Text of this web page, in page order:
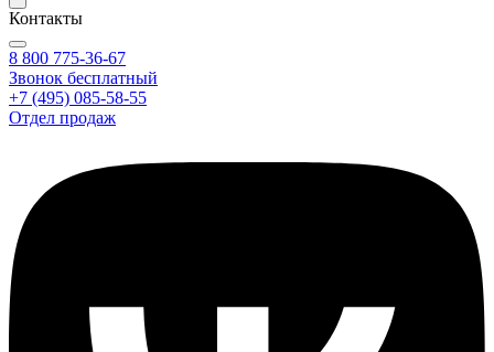
Контакты
8 800 775-36-67
Звонок бесплатный
+7 (495) 085-58-55
Отдел продаж